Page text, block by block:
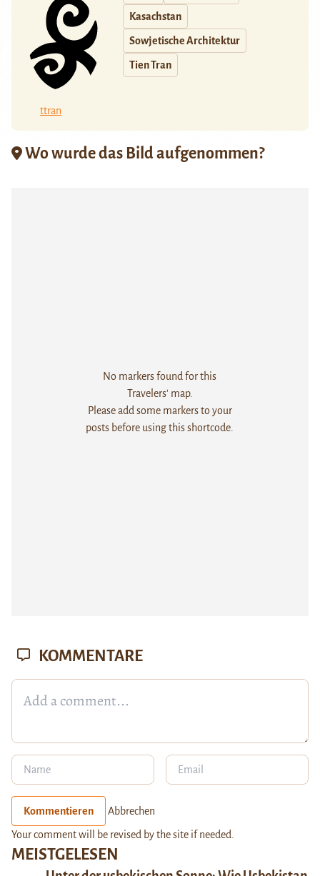
ttran
Kasachstan
Sowjetische Architektur
Tien Tran
Wo wurde das Bild aufgenommen?
No markers found for this
Travelers' map.
Please add some markers to your
posts before using this shortcode.
MEISTGELESEN
KOMMENTARE
Kommentieren Abbrechen
Your comment will be revised by the site if needed.